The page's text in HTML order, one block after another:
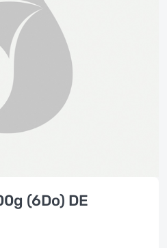
(6Do) DE